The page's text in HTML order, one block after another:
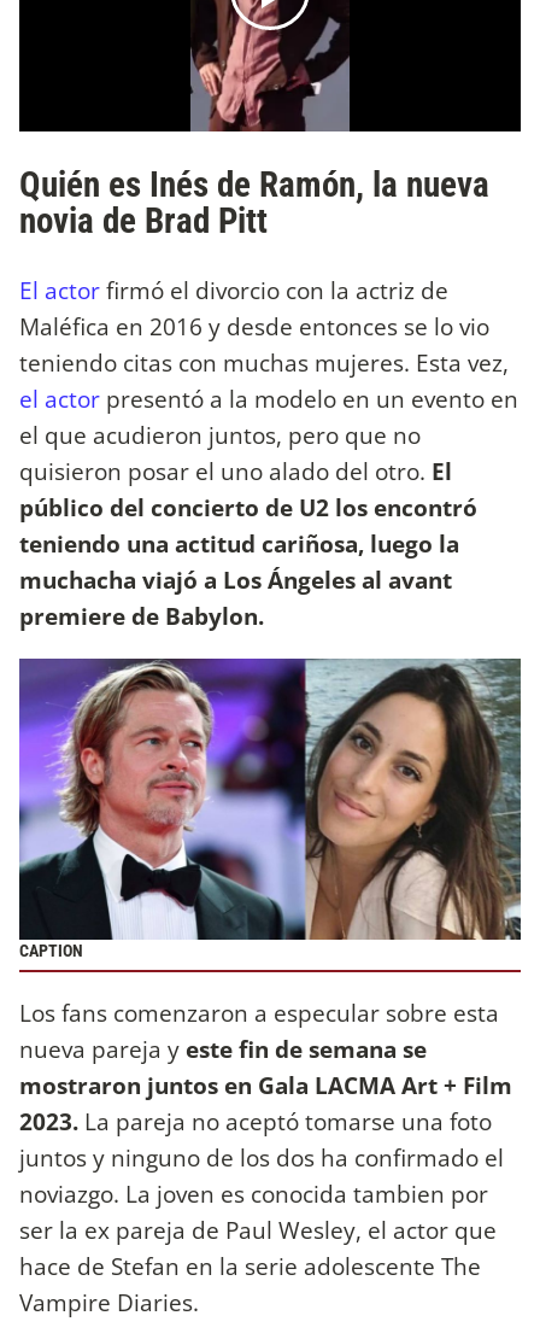
Quién es Inés de Ramón, la nueva
novia de Brad Pitt
El actorfirmó el divorcio con la actriz de
Maléfica en 2016 y desde entonces se lo vio
teniendo citas con muchas mujeres. Esta vez,
el actor presentó a la modelo en un evento en
el que acudieron juntos, pero que no
quisieron posar el uno alado del otro. El
público del concierto de U2 los encontró
teniendo una actitud cariñosa, luego la
muchacha viajó a Los Ángeles al avant
premiere de Babylon.
CAPTION
Los fans comenzaron a especular sobre esta
nueva pareja y este fin de semana se
mostraron juntos en Gala LACMA Art + Film
2023. La pareja no aceptó tomarse una foto
juntos y ninguno de los dos ha confirmado el
noviazgo. La joven es conocida tambien por
ser la ex pareja de Paul Wesley, el actor que
hace de Stefan en la serie adolescente The
Vampire Diaries.